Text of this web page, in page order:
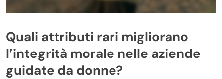
Quali attributi rari migliorano
l’integrità morale nelle aziende
guidate da donne?